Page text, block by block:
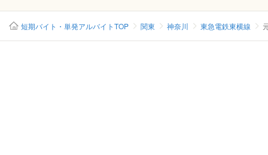
短期バイト・単発アルバイトTOP 関東 神奈川 東急電鉄東横線